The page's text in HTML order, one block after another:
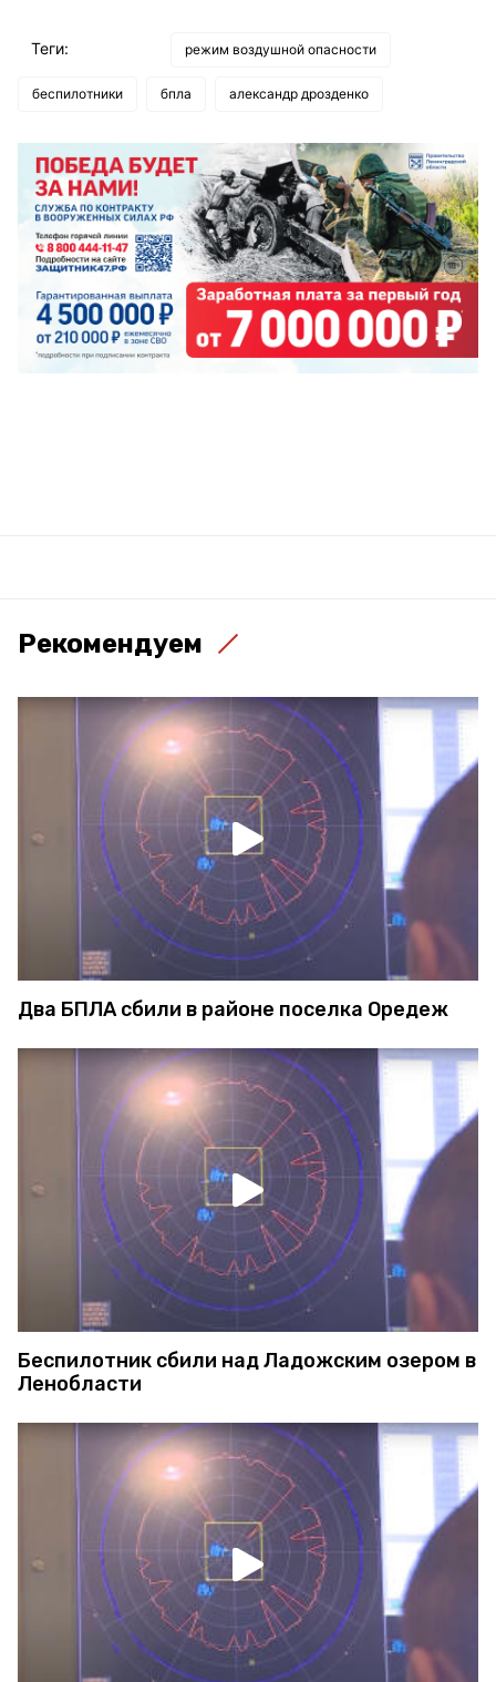
Теги: режим воздушной опасности
беспилотники бпла александр дрозденко
Рекомендуем
Два БПЛА сбили в районе поселка Оредеж
Беспилотник сбили над Ладожским озером в
Ленобласти